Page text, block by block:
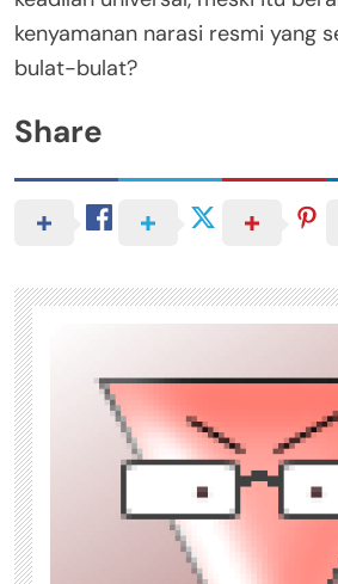
kenyamanan narasi resmi yang
bulat-bulat?
Share